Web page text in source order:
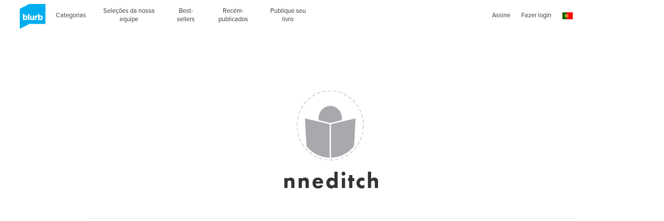
Categorias
Seleções da nossa
equipe
Best-
sellers
Recém-
publicados
Publique seu
livro
Assine Fazer login
nneditch